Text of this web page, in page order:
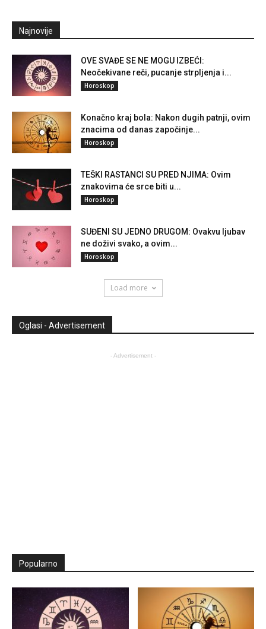
Najnovije
OVE SVAĐE SE NE MOGU IZBEĆI:
Neočekivane reči, pucanje strpljenja i...
Horoskop
Konačno kraj bola: Nakon dugih patnji, ovim
znacima od danas započinje...
Horoskop
TEŠKI RASTANCI SU PRED NJIMA: Ovim
znakovima će srce biti u...
Horoskop
SUĐENI SU JEDNO DRUGOM: Ovakvu ljubav
ne doživi svako, a ovim...
Horoskop
Load more
Oglasi - Advertisement
- Advertisement -
Popularno